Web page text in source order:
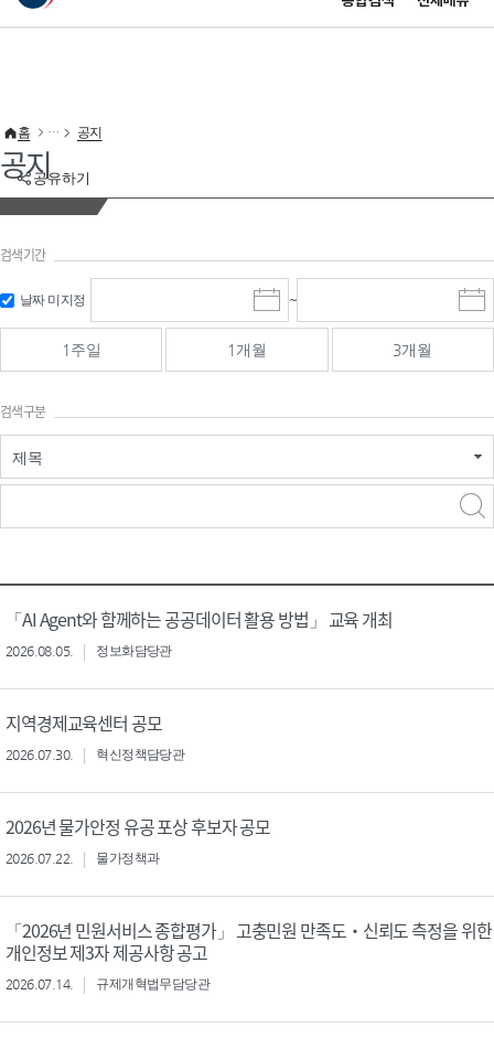
이 누리집은 대한민국 공식 전자정부 누리집입니다.
공유하기
홈 공지
공지
검색기간
날짜 미지정
시
작
일
선
~
종
료
선
1주일 1개월 3개월
검색구분
제목
「AI Agent와 함께하는 공공데이터 활용 방법」 교육 개최
2026.08.05. 정보화담당관
지역경제교육센터 공모
2026.07.30. 혁신정책담당관
2026년 물가안정 유공 포상 후보자 공모
2026.07.22. 물가정책과
「2026년 민원서비스 종합평가」 고충민원 만족도‧신뢰도 측정을 위한
개인정보 제3자 제공사항 공고
2026.07.14. 규제개혁법무담당관